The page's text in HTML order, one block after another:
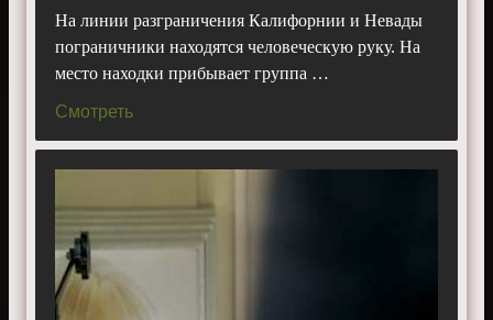
На линии разграничения Калифорнии и Невады
пограничники находятся человеческую руку. На
место находки прибывает группа …
Смотреть